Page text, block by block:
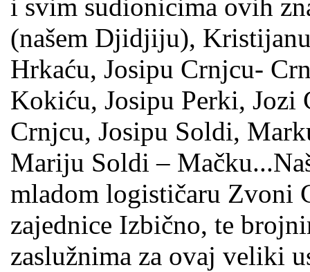
i svim sudionicima ovih
(našem Djidjiju),
Hrkaću, Josipu Crnjcu-
Kokiću, Josipu Perki,
Crnjcu, Josipu Soldi,
Mariju Soldi –
mladom logističaru Zvoni
zajednice Izbično, te
zaslužnima za ovaj veliki